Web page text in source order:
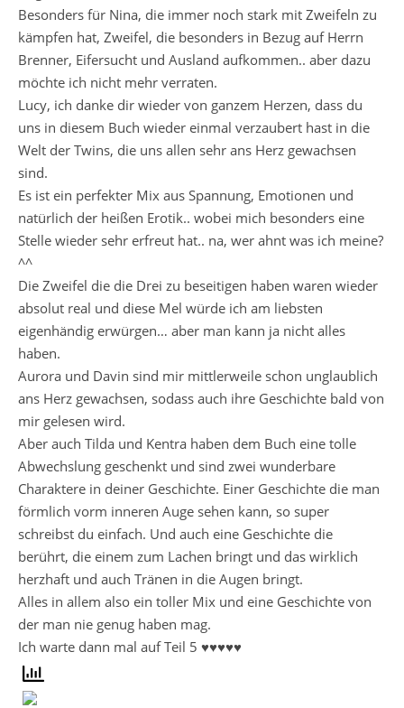
Besonders für Nina, die immer noch stark mit Zweifeln zu
kämpfen hat, Zweifel, die besonders in Bezug auf Herrn
Brenner, Eifersucht und Ausland aufkommen.. aber dazu
möchte ich nicht mehr verraten.
Lucy, ich danke dir wieder von ganzem Herzen, dass du
uns in diesem Buch wieder einmal verzaubert hast in die
Welt der Twins, die uns allen sehr ans Herz gewachsen
sind.
Es ist ein perfekter Mix aus Spannung, Emotionen und
natürlich der heißen Erotik.. wobei mich besonders eine
Stelle wieder sehr erfreut hat.. na, wer ahnt was ich meine?
^^
Die Zweifel die die Drei zu beseitigen haben waren wieder
absolut real und diese Mel würde ich am liebsten
eigenhändig erwürgen… aber man kann ja nicht alles
haben.
Aurora und Davin sind mir mittlerweile schon unglaublich
ans Herz gewachsen, sodass auch ihre Geschichte bald von
mir gelesen wird.
Aber auch Tilda und Kentra haben dem Buch eine tolle
Abwechslung geschenkt und sind zwei wunderbare
Charaktere in deiner Geschichte. Einer Geschichte die man
förmlich vorm inneren Auge sehen kann, so super
schreibst du einfach. Und auch eine Geschichte die
berührt, die einem zum Lachen bringt und das wirklich
herzhaft und auch Tränen in die Augen bringt.
Alles in allem also ein toller Mix und eine Geschichte von
der man nie genug haben mag.
Ich warte dann mal auf Teil 5 ♥♥♥♥♥